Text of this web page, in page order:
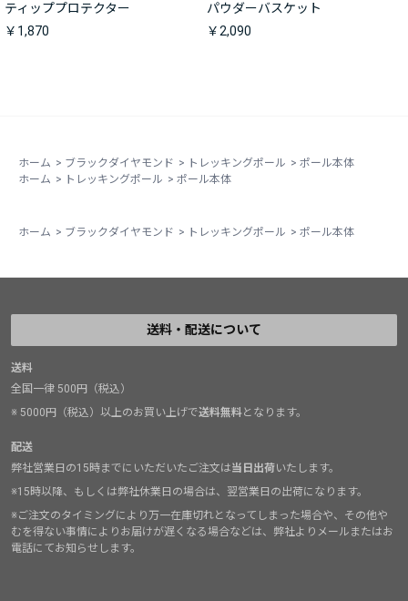
ティッププロテクター
￥1,870
パウダーバスケット
￥2,090
ホーム > ブラックダイヤモンド > トレッキングポール > ポール本体
ホーム > トレッキングポール > ポール本体
ホーム > ブラックダイヤモンド > トレッキングポール > ポール本体
送料・配送について
送料
全国一律 500円（税込）
※ 5000円（税込）以上のお買い上げで送料無料となります。
配送
弊社営業日の15時までにいただいたご注文は当日出荷いたします。
※15時以降、もしくは弊社休業日の場合は、翌営業日の出荷になります。
※ご注文のタイミングにより万一在庫切れとなってしまった場合や、その他や
むを得ない事情によりお届けが遅くなる場合などは、弊社よりメールまたはお
電話にてお知らせします。